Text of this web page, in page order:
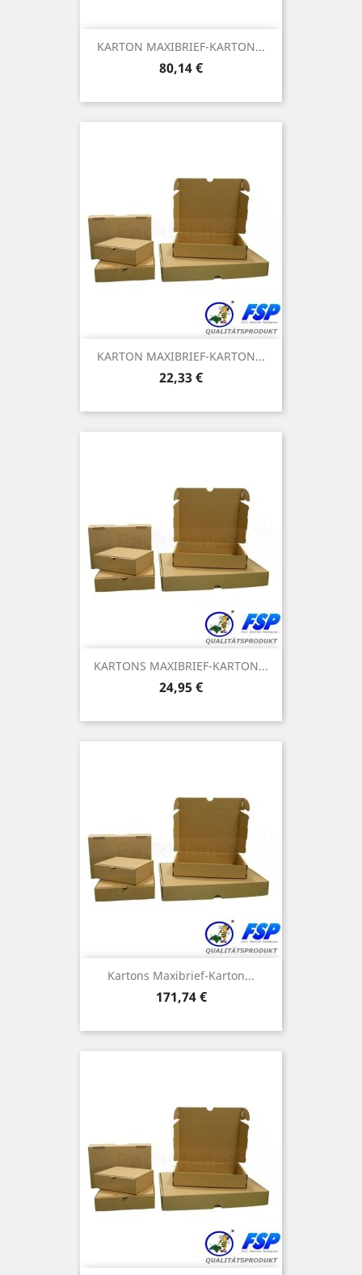
KARTON MAXIBRIEF-KARTON...
Preis
80,14 €
KARTON MAXIBRIEF-KARTON...
Preis
22,33 €
KARTONS MAXIBRIEF-KARTON...
Preis
24,95 €
Kartons Maxibrief-Karton...
Preis
171,74 €